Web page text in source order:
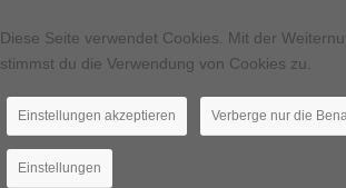
Diese Seite verwendet Cookies. Mit der
stimmst du die Verwendung von Cookies zu.
Einstellungen akzeptieren Verberge nur die
Einstellungen